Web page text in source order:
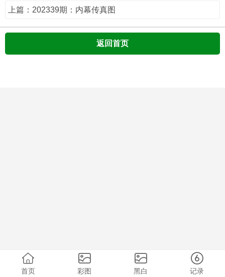
上篇：202339期：内幕传真图
返回首页
首页 彩图 黑白 记录